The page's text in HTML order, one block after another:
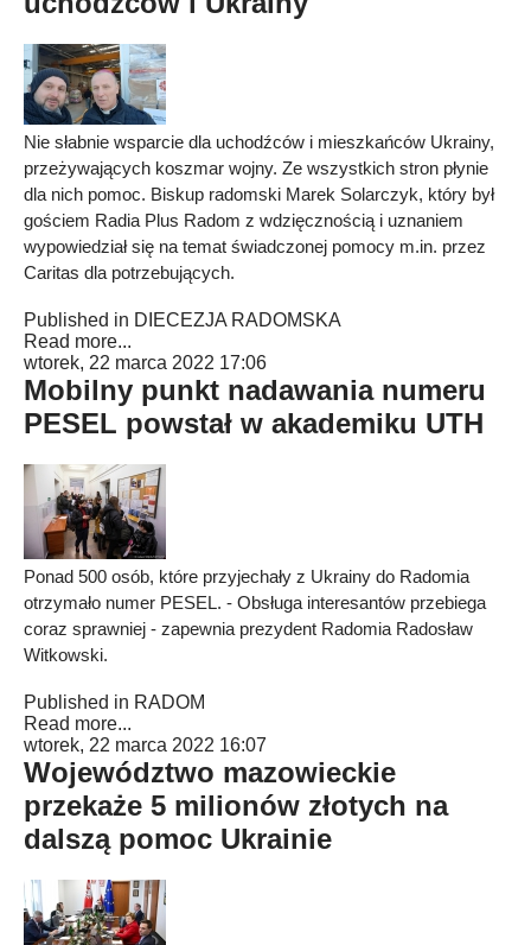
Nie słabnie wsparcie dla uchodźców i mieszkańców Ukrainy,
przeżywających koszmar wojny. Ze wszystkich stron płynie
dla nich pomoc. Biskup radomski Marek Solarczyk, który był
gościem Radia Plus Radom z wdzięcznością i uznaniem
wypowiedział się na temat świadczonej pomocy m.in. przez
Caritas dla potrzebujących.
Published in DIECEZJA RADOMSKA
Read more...
wtorek, 22 marca 2022 17:06
Mobilny punkt nadawania numeru
PESEL powstał w akademiku UTH
Ponad 500 osób, które przyjechały z Ukrainy do Radomia
otrzymało numer PESEL. - Obsługa interesantów przebiega
coraz sprawniej - zapewnia prezydent Radomia Radosław
Witkowski.
Published in RADOM
Read more...
wtorek, 22 marca 2022 16:07
Województwo mazowieckie
przekaże 5 milionów złotych na
dalszą pomoc Ukrainie